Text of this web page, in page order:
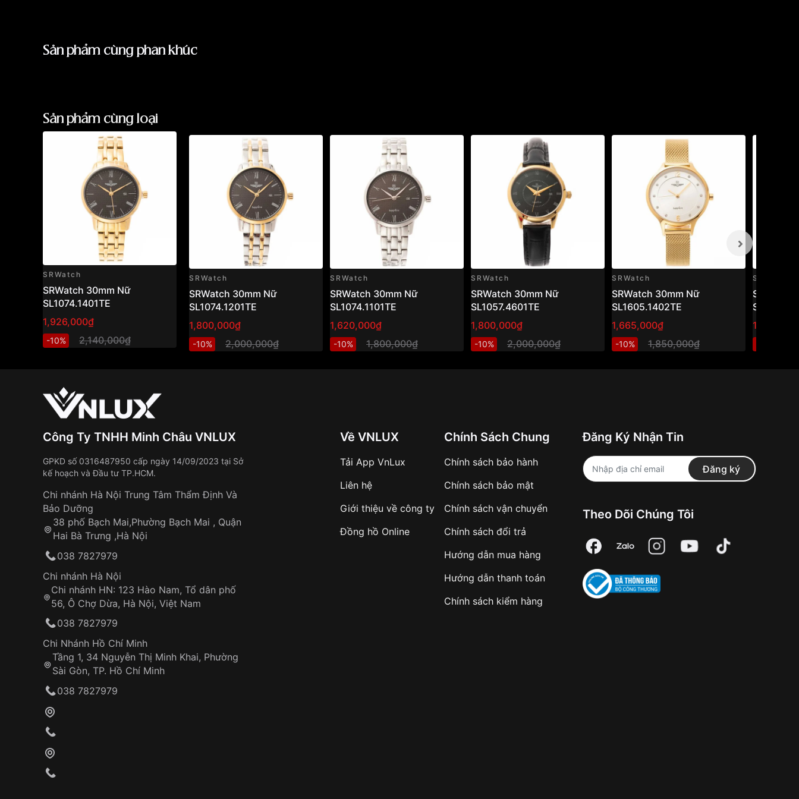
Sản phẩm cùng phân khúc
Sản phẩm cùng loại
SRWatch
SRWatch 30mm Nữ
SL1074.1401TE
1,926,000₫
-10% 2,140,000₫
SRWatch
SRWatch 30mm Nữ
SL1074.1201TE
1,800,000₫
-10% 2,000,000₫
SRWatch
SRWatch 30mm Nữ
SL1074.1101TE
1,620,000₫
-10% 1,800,000₫
SRWatch
SRWatch 30mm Nữ
SL1057.4601TE
1,800,000₫
-10% 2,000,000₫
SRWatch
SRWatch 30mm Nữ
SL1605.1402TE
1,665,000₫
-10% 1,850,000₫
SRWatch
SRWatch
Công Ty TNHH Minh Châu VNLUX
GPKD số 0316487950 cấp ngày 14/09/2023 tại Sở
kế hoạch và Đầu tư TP.HCM.
Chi nhánh Hà Nội Trung Tâm Thẩm Định Và
Bảo Dưỡng
38 phố Bạch Mai,Phường Bạch Mai , Quận
Hai Bà Trưng ,Hà Nội
038 7827979
Chi nhánh Hà Nội
Chi nhánh HN: 123 Hào Nam, Tổ dân phố
56, Ô Chợ Dừa, Hà Nội, Việt Nam
038 7827979
Chi Nhánh Hồ Chí Minh
Tầng 1, 34 Nguyễn Thị Minh Khai, Phường
Sài Gòn, TP. Hồ Chí Minh
038 7827979
Về VNLUX
Tải App VnLux
Liên hệ
Giới thiệu về công ty
Đồng hồ Online
Chính Sách Chung
Chính sách bảo hành
Chính sách bảo mật
Chính sách vận chuyển
Chính sách đổi trả
Hướng dẫn mua hàng
Hướng dẫn thanh toán
Chính sách kiểm hàng
Đăng Ký Nhận Tin
Đăng ký
Theo Dõi Chúng Tôi